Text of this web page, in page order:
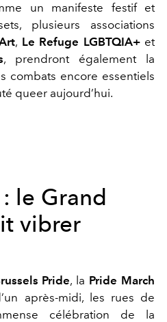
un manifeste festif et
plusieurs associations
, Le Refuge LGBTQIA+et
, prendront également la
combats encore essentiels
queer aujourd’hui.
le Grand
vibrer
Pride, la Pride March
après-midi, les rues de
célébration de la